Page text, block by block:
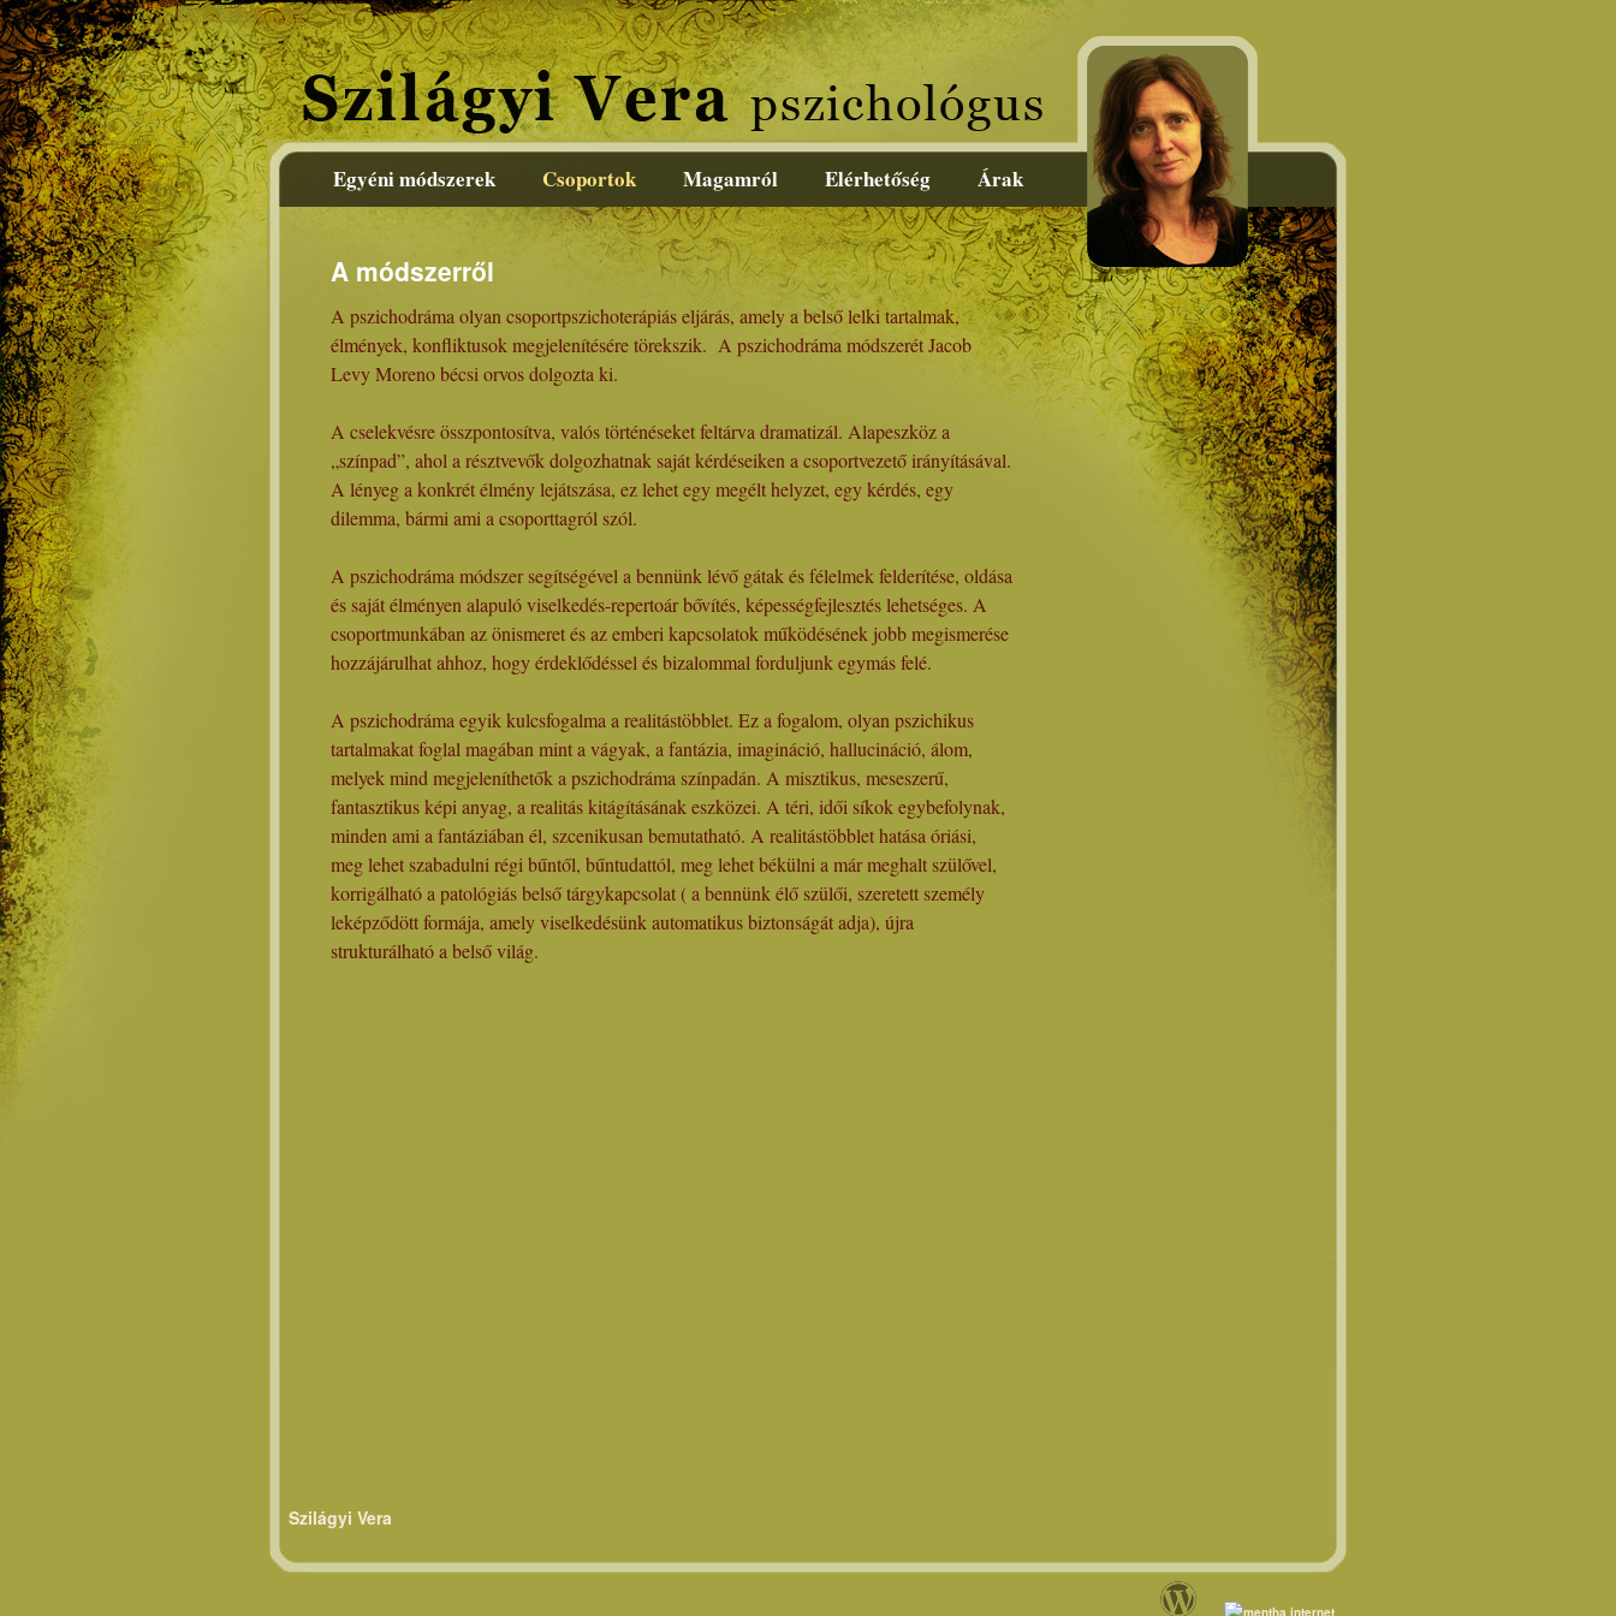
Egyéni módszerek Csoportok Magamról Elérhetőség Árak
A módszerről
A pszichodráma olyan csoportpszichoterápiás eljárás, amely a belső lelki tartalmak,
élmények, konfliktusok megjelenítésére törekszik. A pszichodráma módszerét Jacob
Levy Moreno bécsi orvos dolgozta ki.
A cselekvésre összpontosítva, valós történéseket feltárva dramatizál. Alapeszköz a
„színpad”, ahol a résztvevők dolgozhatnak saját kérdéseiken a csoportvezető irányításával.
A lényeg a konkrét élmény lejátszása, ez lehet egy megélt helyzet, egy kérdés, egy
dilemma, bármi ami a csoporttagról szól.
A pszichodráma módszer segítségével a bennünk lévő gátak és félelmek felderítése, oldása
és saját élményen alapuló viselkedés-repertoár bővítés, képességfejlesztés lehetséges. A
csoportmunkában az önismeret és az emberi kapcsolatok működésének jobb megismerése
hozzájárulhat ahhoz, hogy érdeklődéssel és bizalommal forduljunk egymás felé.
A pszichodráma egyik kulcsfogalma a realitástöbblet. Ez a fogalom, olyan pszichikus
tartalmakat foglal magában mint a vágyak, a fantázia, imagináció, hallucináció, álom,
melyek mind megjeleníthetők a pszichodráma színpadán. A misztikus, meseszerű,
fantasztikus képi anyag, a realitás kitágításának eszközei. A téri, idői síkok egybefolynak,
minden ami a fantáziában él, szcenikusan bemutatható. A realitástöbblet hatása óriási,
meg lehet szabadulni régi bűntől, bűntudattól, meg lehet békülni a már meghalt szülővel,
korrigálható a patológiás belső tárgykapcsolat ( a bennünk élő szülői, szeretett személy
leképződött formája, amely viselkedésünk automatikus biztonságát adja), újra
strukturálható a belső világ.
Szilágyi Vera